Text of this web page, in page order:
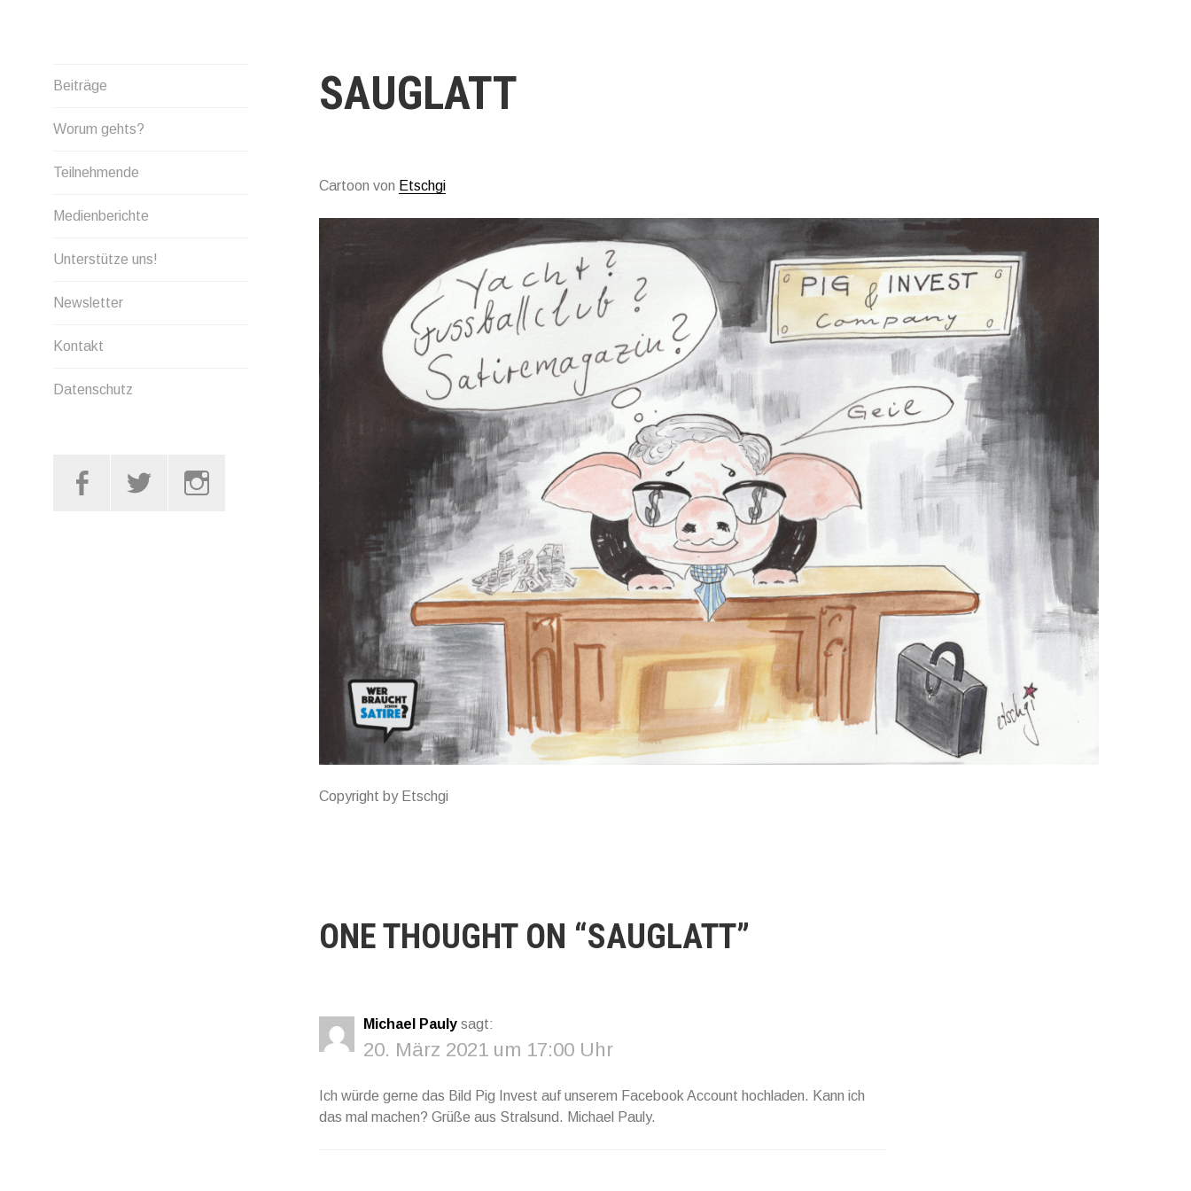
Beiträge
Worum gehts?
Teilnehmende
Medienberichte
Unterstütze uns!
Newsletter
Kontakt
Datenschutz
SAUGLATT
Cartoon von Etschgi
Copyright by Etschgi
ONE THOUGHT ON “SAUGLATT”
Michael Pauly sagt:
20. März 2021 um 17:00 Uhr
Ich würde gerne das Bild Pig Invest auf unserem Facebook Account hochladen. Kann ich
das mal machen? Grüße aus Stralsund. Michael Pauly.